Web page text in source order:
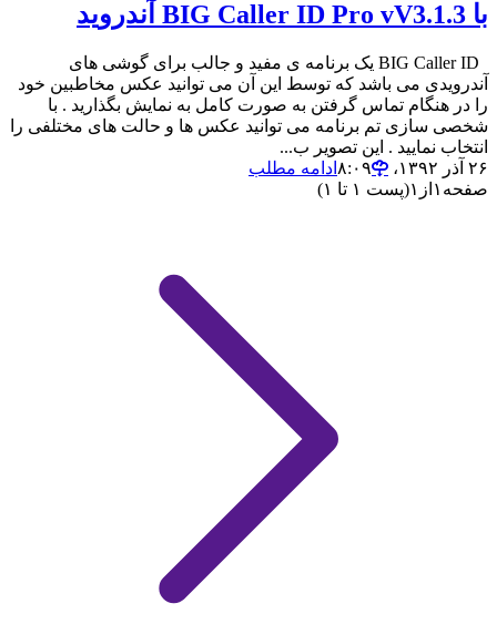
با BIG Caller ID Pro vV3.1.3 آندروید
BIG Caller ID یک برنامه ی مفید و جالب برای گوشی های
آندرویدی می باشد که توسط این آن می توانید عکس مخاطبین خود
را در هنگام تماس گرفتن به صورت کامل به نمایش بگذارید . با
شخصی سازی تم برنامه می توانید عکس ها و حالت های مختلفی را
انتخاب نمایید . این تصویر ب...
۲۶ آذر ۱۳۹۲،‏ ۸:۰۹
ادامه مطلب
صفحه ۱ از ۱(پست ۱ تا ۱)